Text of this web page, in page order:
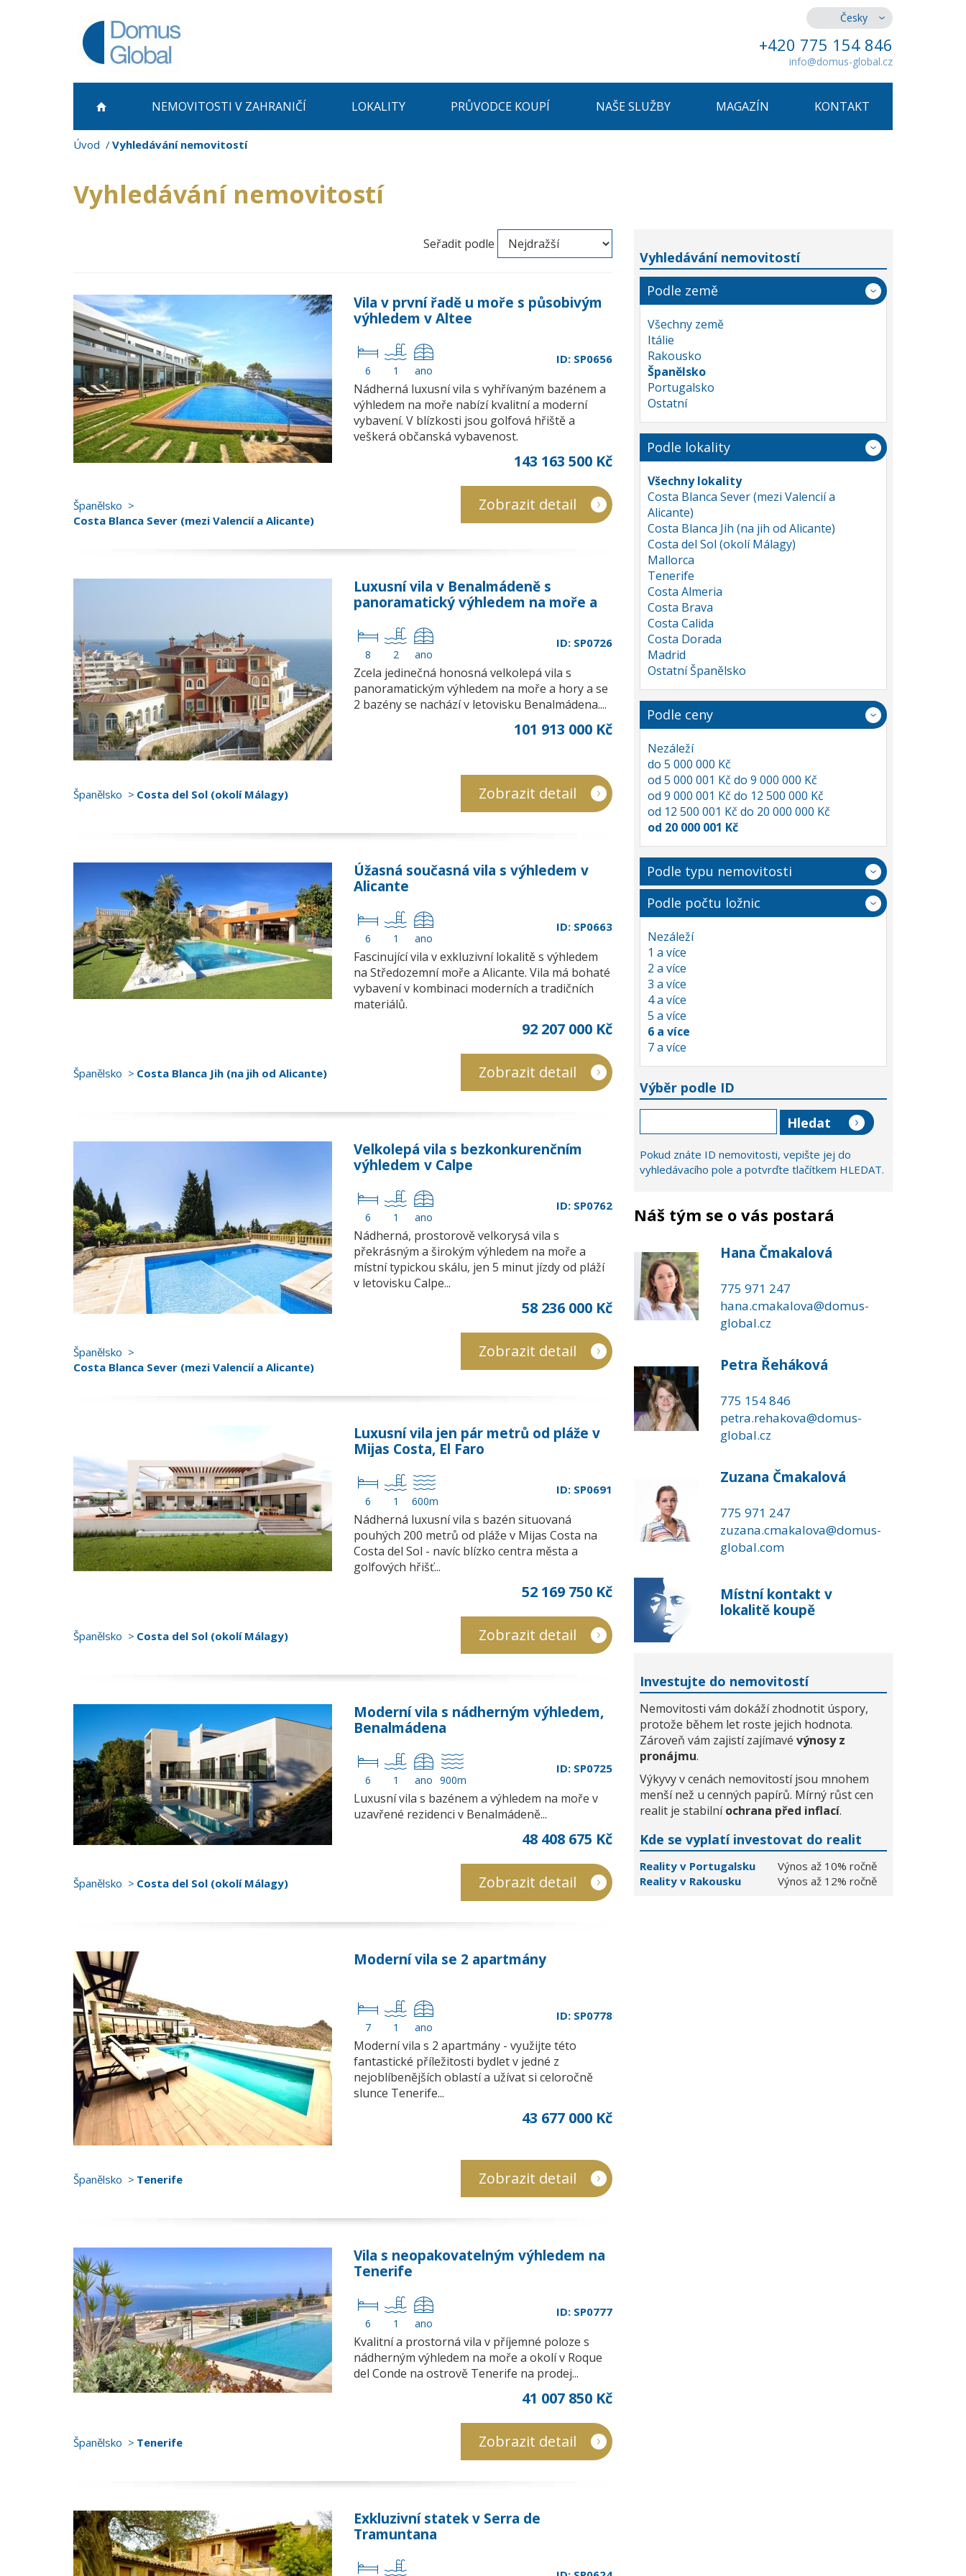
Česky
+420 775 154 846
info@domus-global.cz
NEMOVITOSTI V ZAHRANIČÍ LOKALITY PRŮVODCE KOUPÍ NAŠE SLUŽBY MAGAZÍN KONTAKT
Úvod Vyhledávání nemovitostí
Vyhledávání nemovitostí
Seřadit podle
Vila v první řadě u moře s působivým
výhledem v Altee
6 1 ano
ID: SP0656
Nádherná luxusní vila s vyhřívaným bazénem a
výhledem na moře nabízí kvalitní a moderní
vybavení. V blízkosti jsou golfová hřiště a
veškerá občanská vybavenost.
143 163 500 Kč
Španělsko
Costa Blanca Sever (mezi Valencií a Alicante)
Zobrazit detail
Luxusní vila v Benalmádeně s
panoramatický výhledem na moře a
8 2 ano
ID: SP0726
Zcela jedinečná honosná velkolepá vila s
panoramatickým výhledem na moře a hory a se
2 bazény se nachází v letovisku Benalmádena....
101 913 000 Kč
Španělsko Costa del Sol (okolí Málagy) Zobrazit detail
Úžasná současná vila s výhledem v
Alicante
6 1 ano
ID: SP0663
Fascinující vila v exkluzivní lokalitě s výhledem
na Středozemní moře a Alicante. Vila má bohaté
vybavení v kombinaci moderních a tradičních
materiálů.
92 207 000 Kč
Španělsko Costa Blanca Jih (na jih od Alicante) Zobrazit detail
Velkolepá vila s bezkonkurenčním
výhledem v Calpe
6 1 ano
ID: SP0762
Nádherná, prostorově velkorysá vila s
překrásným a širokým výhledem na moře a
místní typickou skálu, jen 5 minut jízdy od pláží
v letovisku Calpe...
58 236 000 Kč
Španělsko
Costa Blanca Sever (mezi Valencií a Alicante)
Zobrazit detail
Luxusní vila jen pár metrů od pláže v
Mijas Costa, El Faro
6 1 600m
ID: SP0691
Nádherná luxusní vila s bazén situovaná
pouhých 200 metrů od pláže v Mijas Costa na
Costa del Sol - navíc blízko centra města a
golfových hřišť...
52 169 750 Kč
Španělsko Costa del Sol (okolí Málagy) Zobrazit detail
Moderní vila s nádherným výhledem,
Benalmádena
6 1 ano 900m
ID: SP0725
Luxusní vila s bazénem a výhledem na moře v
uzavřené rezidenci v Benalmádeně...
48 408 675 Kč
Španělsko Costa del Sol (okolí Málagy) Zobrazit detail
Moderní vila se 2 apartmány
7 1 ano
ID: SP0778
Moderní vila s 2 apartmány - využijte této
fantastické příležitosti bydlet v jedné z
nejoblíbenějších oblastí a užívat si celoročně
slunce Tenerife...
43 677 000 Kč
Španělsko Tenerife Zobrazit detail
Vila s neopakovatelným výhledem na
Tenerife
6 1 ano
ID: SP0777
Kvalitní a prostorná vila v příjemné poloze s
nádherným výhledem na moře a okolí v Roque
del Conde na ostrově Tenerife na prodej...
41 007 850 Kč
Španělsko Tenerife Zobrazit detail
Exkluzivní statek v Serra de
Tramuntana
Vyhledávání nemovitostí
Podle země
Všechny země
Itálie
Rakousko
Španělsko
Portugalsko
Ostatní
Podle lokality
Všechny lokality
Costa Blanca Sever (mezi Valencií a
Alicante)
Costa Blanca Jih (na jih od Alicante)
Costa del Sol (okolí Málagy)
Mallorca
Tenerife
Costa Almeria
Costa Brava
Costa Calida
Costa Dorada
Madrid
Ostatní Španělsko
Podle ceny
Nezáleží
do 5 000 000 Kč
od 5 000 001 Kč do 9 000 000 Kč
od 9 000 001 Kč do 12 500 000 Kč
od 12 500 001 Kč do 20 000 000 Kč
od 20 000 001 Kč
Podle typu nemovitosti
Podle počtu ložnic
Nezáleží
1 a více
2 a více
3 a více
4 a více
5 a více
6 a více
7 a více
Výběr podle ID
Pokud znáte ID nemovitosti, vepište jej do
vyhledávacího pole a potvrďte tlačítkem HLEDAT.
Náš tým se o vás postará
Hana Čmakalová
775 971 247
hana.cmakalova@domus-
global.cz
Petra Řeháková
775 154 846
petra.rehakova@domus-
global.cz
Zuzana Čmakalová
775 971 247
zuzana.cmakalova@domus-
global.com
Místní kontakt v
lokalitě koupě
Investujte do nemovitostí
Nemovitosti vám dokáží zhodnotit úspory,
protože během let roste jejich hodnota.
Zároveň vám zajistí zajímavé výnosy z
pronájmu.
Výkyvy v cenách nemovitostí jsou mnohem
menší než u cenných papírů. Mírný růst cen
realit je stabilníochrana před inflací.
Kde se vyplatí investovat do realit
Reality v Portugalsku
Výnos až 10% ročně
Reality v Rakousku
Výnos až 12% ročně